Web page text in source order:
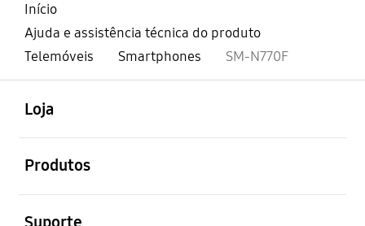
Início
Ajuda e assistência técnica do produto
Telemóveis
Smartphones SM-N770F
Loja
Produtos
Suporte